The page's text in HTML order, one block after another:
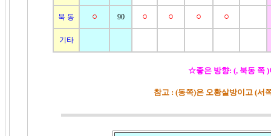
북 동 ○ 90 ○ ○ ○ ○
기타
☆좋은 방향: (, 북동 쪽
참고 : (동쪽)은 오황살방이고 (서